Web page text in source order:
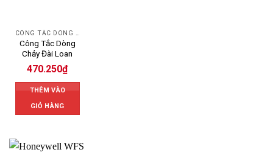
Công Tắc Dòng
Chảy Đài Loan
470.250₫
THÊM VÀO
GIỎ HÀNG